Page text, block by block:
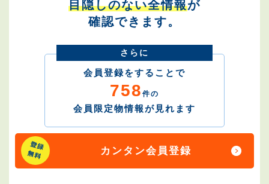
目隠しのない全情報が
確認できます。
さらに
会員登録をすることで
758 件の
会員限定物情報が見れます
カンタン会員登録